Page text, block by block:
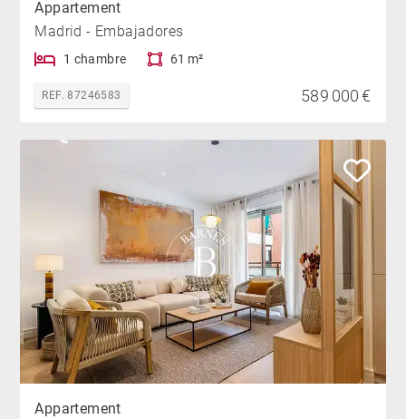
Appartement
Madrid - Embajadores
1 chambre 61 m²
REF. 87246583 589 000 €
Appartement